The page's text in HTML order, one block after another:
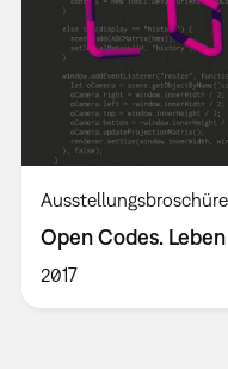
Ausstellungsbroschüre
Open Codes.
2017